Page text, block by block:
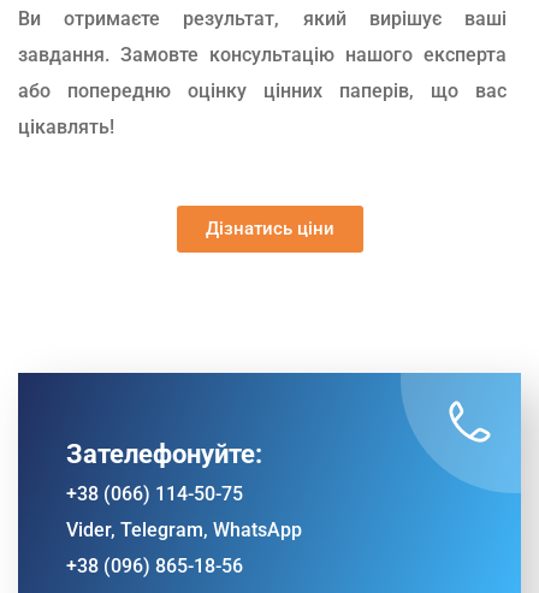
Ви отримаєте результат, який вирішує ваші
завдання. Замовте консультацію нашого експерта
або попередню оцінку цінних паперів, що вас
цікавлять!
Дізнатись ціни
Зателефонуйте:
+38 (066) 114-50-75
Vider, Telegram, WhatsApp
+38 (096) 865-18-56